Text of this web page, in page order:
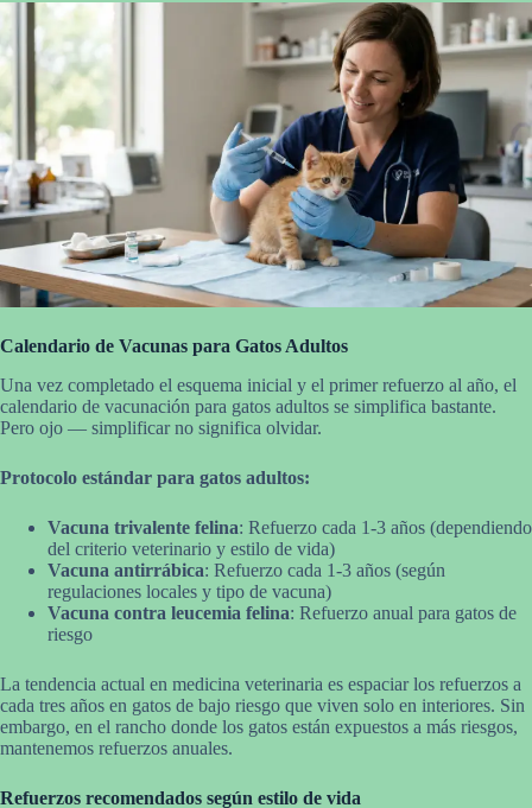
Calendario de Vacunas para Gatos Adultos
Una vez completado el esquema inicial y el primer refuerzo al año, el
calendario de vacunación para gatos adultos se simplifica bastante.
Pero ojo — simplificar no significa olvidar.
Protocolo estándar para gatos adultos:
Vacuna trivalente felina: Refuerzo cada 1-3 años (dependiendo
del criterio veterinario y estilo de vida)
Vacuna antirrábica: Refuerzo cada 1-3 años (según
regulaciones locales y tipo de vacuna)
Vacuna contra leucemia felina: Refuerzo anual para gatos de
riesgo
La tendencia actual en medicina veterinaria es espaciar los refuerzos a
cada tres años en gatos de bajo riesgo que viven solo en interiores. Sin
embargo, en el rancho donde los gatos están expuestos a más riesgos,
mantenemos refuerzos anuales.
Refuerzos recomendados según estilo de vida